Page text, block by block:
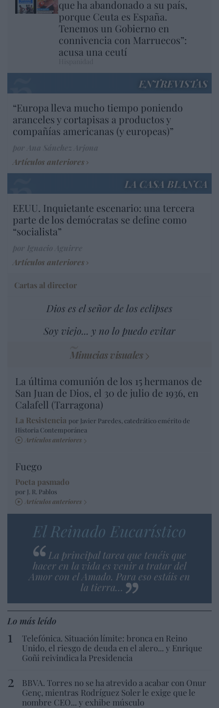
que ha abandonado a su país,
porque Ceuta es España.
Tenemos un Gobierno en
connivencia con Marruecos”:
acusa una ceutí
ENTREVISTAS
“Europa lleva mucho tiempo poniendo
aranceles y cortapisas a productos y
compañías americanas (y europeas)”
Artículos anteriores
LA CASA BLANCA
EEUU. Inquietante escenario: una tercera
parte de los demócratas se define como
“socialista”
Artículos anteriores
Cartas al director
Dios es el señor de los eclipses
Soy viejo... y no lo puedo evitar
Minucias visuales
La última comunión de los 15 hermanos de
San Juan de Dios, el 30 de julio de 1936, en
Calafell (Tarragona)
La Resistencia por Javier Paredes, catedrático emérito de
Historia Contemporánea
Artículos anteriores
Fuego
Poeta pasmado
por J. R. Pablos
Artículos anteriores
El Reinado Eucarístico
La principal tarea que tenéis que
hacer en la vida es venir a tratar del
Amor con el Amado. Para eso estáis en
la tierra…
Lo más leído
Telefónica. Situación límite: bronca en Reino
Unido, el riesgo de deuda en el alero... y Enrique
Goñi reivindica la Presidencia
BBVA. Torres no se ha atrevido a acabar con Onur
Genç, mientras Rodríguez Soler le exige que le
nombre CEO... y exhibe músculo